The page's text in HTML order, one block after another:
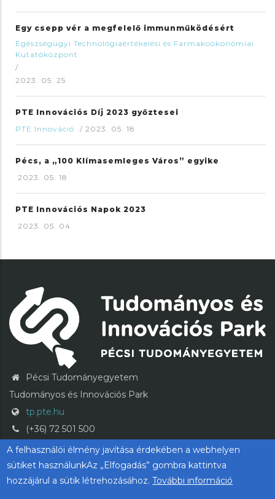
Egy csepp vér a megfelelő immunműködésért
Egészségügyi Technológiaértékelési és Farmakoökonómiai
Kutatóközpont
/
2023. 05. 25
PTE Innovációs Díj 2023 győztesei
PTE Innováció
/ 2023. 05. 18
Pécs, a „100 Klímasemleges Város” egyike
2023. 05. 18
PTE Innovációs Napok 2023
2023. 05. 04
Pécsi Tudományegyetem
Tudományos és Innovációs Park
tp.pte.hu
(+36) 72 501 500
tp@pte.hu
PTE login
A felhasználói élmény javítása érdekében a webhelyen
sütiket használunkAz „Elfogadás” gombra kattintva
hozzájárul a sütik létrehozásához.További információ